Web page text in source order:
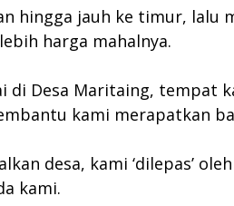
hingga jauh ke timur,
harga mahalnya.
di Desa Maritaing, tempat
kami merapatkan
desa, kami ‘dilepas’
kami.